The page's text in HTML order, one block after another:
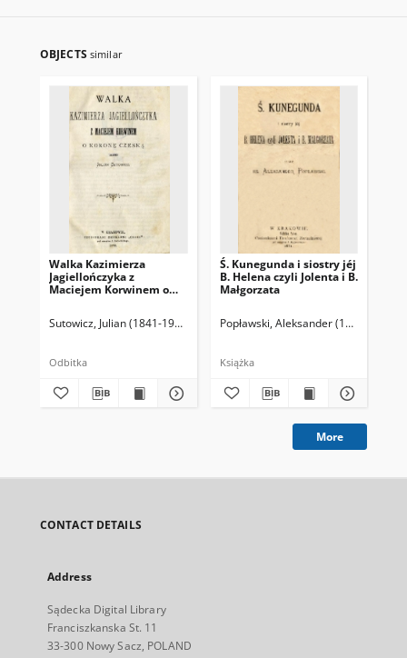
OBJECTS similar
Walka Kazimierza
Jagiellończyka z
Maciejem Korwinem o
Sutowicz, Julian (1841-1900)
Odbitka
Ś. Kunegunda i siostry jéj
B. Helena czyli Jolenta i B.
Małgorzata
Popławski, Aleksander (1835-po
Książka
More
CONTACT DETAILS
Address
Sądecka Digital Library
Franciszkanska St. 11
33-300 Nowy Sacz, POLAND